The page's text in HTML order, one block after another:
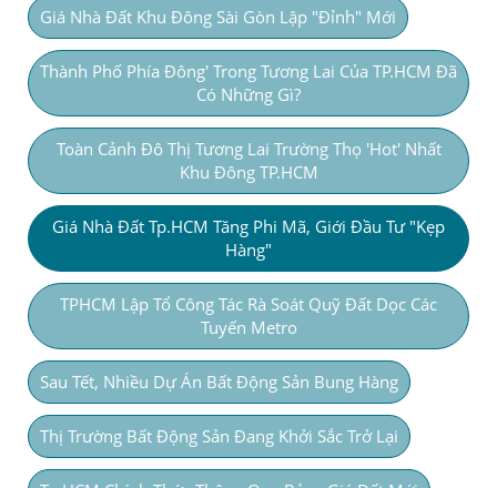
Giá Nhà Đất Khu Đông Sài Gòn Lập "đỉnh" Mới
Thành Phố Phía Đông' Trong Tương Lai Của TP.HCM Đã
Có Những Gì?
Toàn Cảnh Đô Thị Tương Lai Trường Thọ 'hot' Nhất
Khu Đông TP.HCM
Giá Nhà Đất Tp.HCM Tăng Phi Mã, Giới Đầu Tư "kẹp
Hàng"
TPHCM Lập Tổ Công Tác Rà Soát Quỹ Đất Dọc Các
Tuyến Metro
Sau Tết, Nhiều Dự Án Bất Động Sản Bung Hàng
Thị Trường Bất Động Sản Đang Khởi Sắc Trở Lại